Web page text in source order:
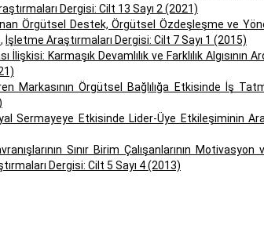
Dergisi: Cilt 13 Sayı 2 (2021)
Örgütsel Destek, Örgütsel Özdeşleşme ve
, İşletme Araştırmaları Dergisi: Cilt 7 Sayı 1 (2015)
Karmaşık Devamlılık ve Farklılık Algısının
Markasının Örgütsel Bağlılığa Etkisinde İş
Sermayeye Etkisinde Lider-Üye Etkileşiminin
Sınır Birim Çalışanlarının Motivasyon
Dergisi: Cilt 5 Sayı 4 (2013)